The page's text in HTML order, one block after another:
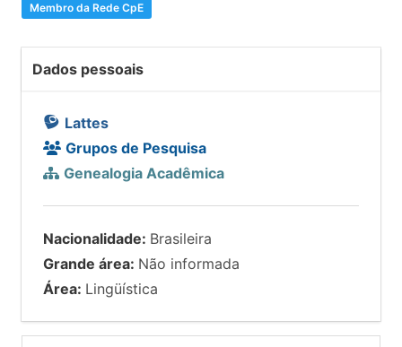
Membro da Rede CpE
Dados pessoais
Lattes
Grupos de Pesquisa
Genealogia Acadêmica
Nacionalidade: Brasileira
Grande área: Não informada
Área: Lingüística